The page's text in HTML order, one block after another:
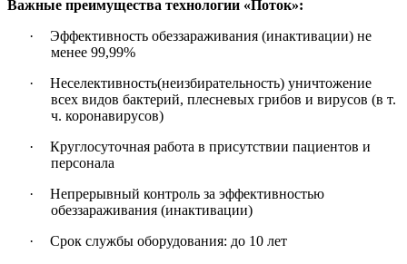
Важные преимущества технологии «Поток»:
·
Эффективность обеззараживания (инактивации) не
менее 99,99%
·
Неселективность(неизбирательность) уничтожение
всех видов бактерий, плесневых грибов и вирусов (в т.
ч. коронавирусов)
·
Круглосуточная работа в присутствии пациентов и
персонала
·
Непрерывный контроль за эффективностью
обеззараживания (инактивации)
·
Срок службы оборудования: до 10 лет